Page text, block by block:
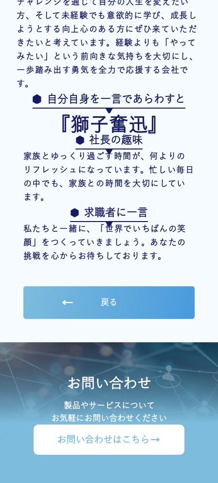
チャレンジを通じて自分の人生を変えたい
方、そして未経験でも意欲的に学び、成長し
ようとする向上心のある方にぜひ来ていただ
きたいと考えています。経験よりも「やって
みたい」という前向きな気持ちを大切にし、
一歩踏み出す勇気を全力で応援する会社で
す。
自分自身を一言であらわすと
『獅子奮迅』
社長の趣味
家族とゆっくり過ごす時間が、何よりの
リフレッシュになっています。忙しい毎日
の中でも、家族との時間を大切にしてい
ます。
求職者に一言
私たちと一緒に、「世界でいちばんの笑
顔」をつくっていきましょう。あなたの
挑戦を心からお待ちしております。
戻る
お問い合わせ
製品やサービスについて
お気軽にお問い合わせください
お問い合わせはこちら